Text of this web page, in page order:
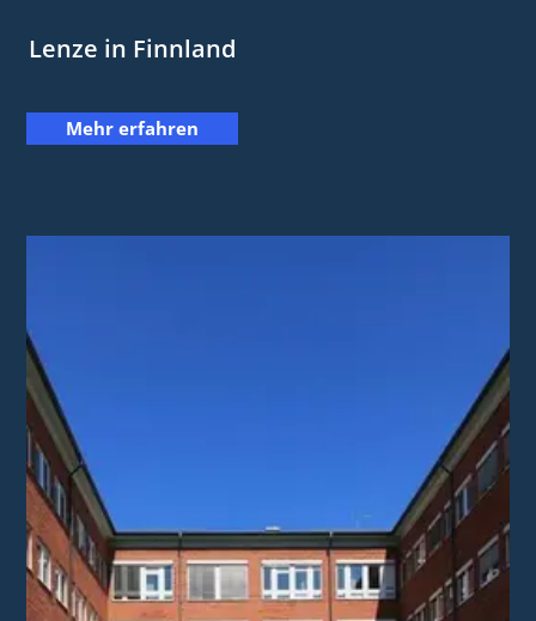
Lenze in Finnland
Mehr erfahren